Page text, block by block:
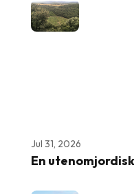
Jul 31, 2026
En